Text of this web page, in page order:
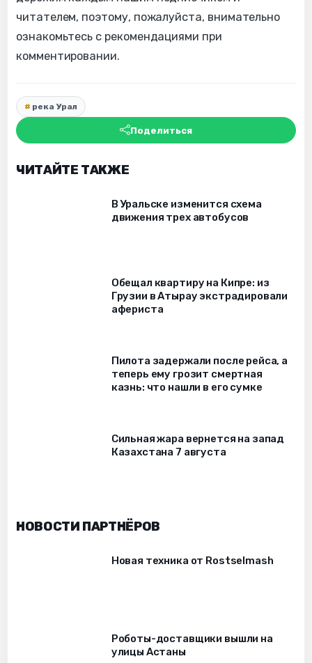
читателем, поэтому, пожалуйста, внимательно
ознакомьтесь с рекомендациями при
комментировании.
река Урал
Поделиться
ЧИТАЙТЕ ТАКЖЕ
В Уральске изменится схема
движения трех автобусов
Обещал квартиру на Кипре: из
Грузии в Атырау экстрадировали
афериста
Пилота задержали после рейса, а
теперь ему грозит смертная
казнь: что нашли в его сумке
Сильная жара вернется на запад
Казахстана 7 августа
НОВОСТИ ПАРТНЁРОВ
Новая техника от Rostselmash
Роботы-доставщики вышли на
улицы Астаны